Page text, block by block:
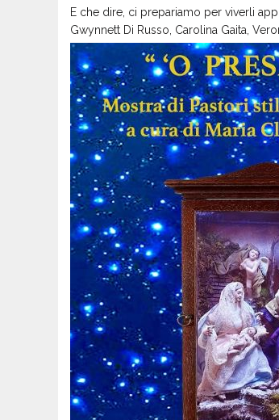
E che dire, ci prepariamo per viverli
Gwynnett Di Russo, Carolina Gaita,